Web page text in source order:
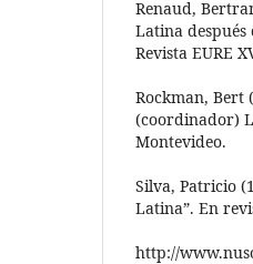
Renaud,
Latina después
Revista EURE
Rockman, Bert
(coordinador)
Montevideo.
Silva, Patricio
Latina”. En
http://